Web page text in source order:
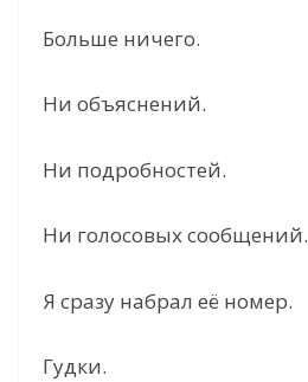
o
Больше ничего.
Ни объяснений.
Ни подробностей.
Ни голосовых сообщений.
Я сразу набрал её номер.
Гудки.